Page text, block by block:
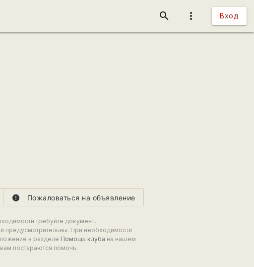
more_vert Вход
search
report Пожаловаться на объявление
требуйте документ,
предусмотрительны. При необходимости
в разделе Помощь клуба на нашем
постараются помочь.